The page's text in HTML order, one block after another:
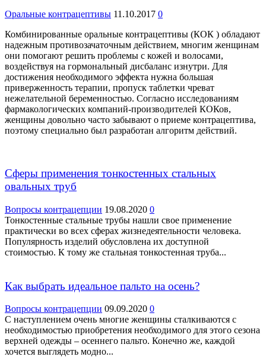
Оральные контрацептивы 11.10.2017 0
Комбинированные оральные контрацептивы (КОК ) обладают
надежным противозачаточным действием, многим женщинам
они помогают решить проблемы с кожей и волосами,
воздействуя на гормональный дисбаланс изнутри. Для
достижения необходимого эффекта нужна большая
приверженность терапии, пропуск таблетки чреват
нежелательной беременностью. Согласно исследованиям
фармакологических компаний-производителей КОКов,
женщины довольно часто забывают о приеме контрацептива,
поэтому специально был разработан алгоритм действий.
Сферы применения тонкостенных стальных
овальных труб
Вопросы контрацепции 19.08.2020 0
Тонкостенные стальные трубы нашли свое применение
практически во всех сферах жизнедеятельности человека.
Популярность изделий обусловлена их доступной
стоимостью. К тому же стальная тонкостенная труба...
Как выбрать идеальное пальто на осень?
Вопросы контрацепции 09.09.2020 0
С наступлением очень многие женщины сталкиваются с
необходимостью приобретения необходимого для этого сезона
верхней одежды – осеннего пальто. Конечно же, каждой
хочется выглядеть модно...